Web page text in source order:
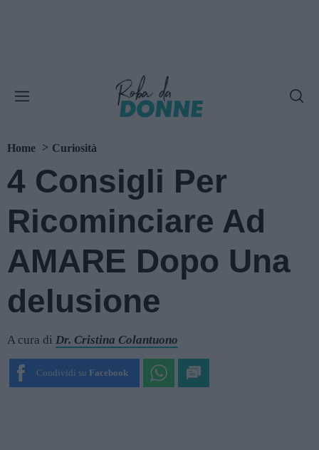
Home Curiosità
4 Consigli Per
Ricominciare Ad
AMARE Dopo Una
delusione
A cura di Dr. Cristina Colantuono
Condividi su Facebook